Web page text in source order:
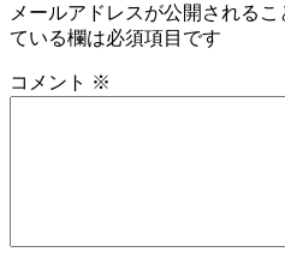
ゲ
シ
メールアドレスが公開されるこ
ている欄は必須項目です
コメント ※